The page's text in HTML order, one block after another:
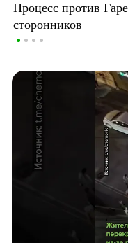
Процесс против
сторонников